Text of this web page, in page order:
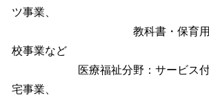
ツ事業、
教科書・保育用品な
校事業など
医療福祉分野：サービス付き
宅事業、